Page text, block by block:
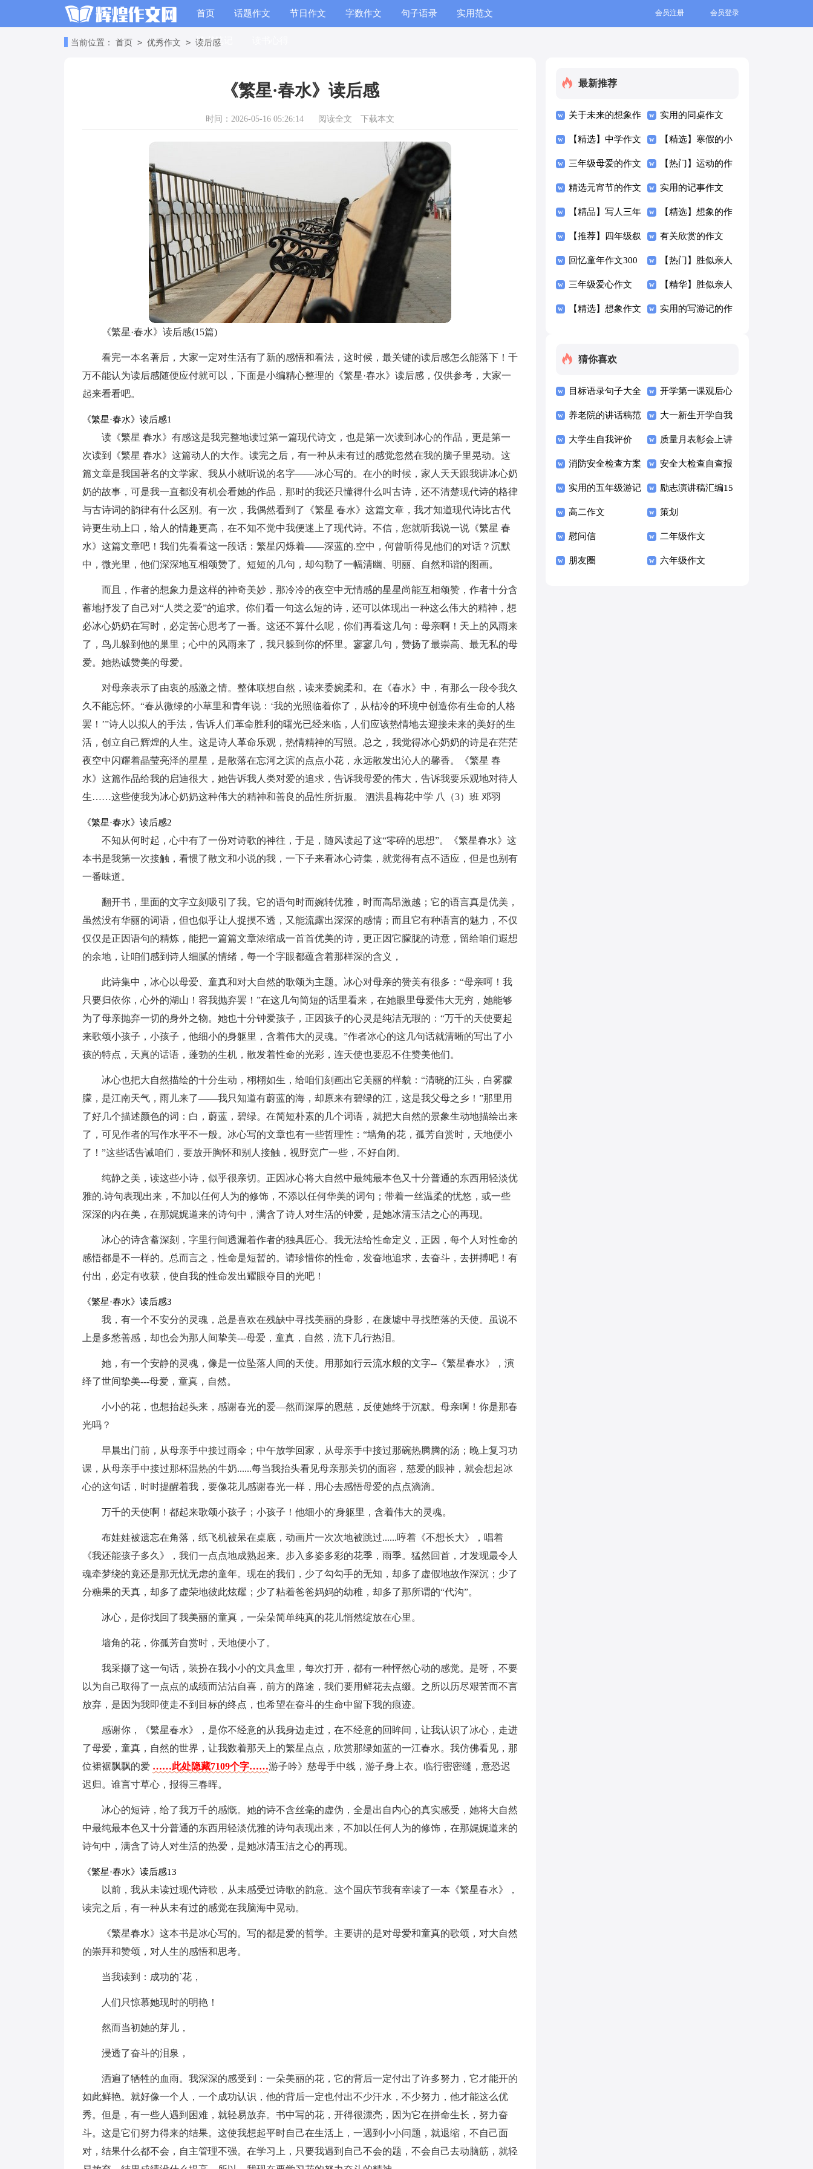
首页 话题作文 节日作文 字数作文 句子语录 实用范文
读书笔记
会员登录
会员注册
当前位置： 首页 > 优秀作文 > 读后感
《繁星·春水》读后感
时间：2026-05-16 05:26:14 阅读全文 下载本文
《繁星·春水》读后感(15篇)
看完一本名著后，大家一定对生活有了新的感悟和看法，这时候，最关键的读后感怎么能落下！千
万不能认为读后感随便应付就可以，下面是小编精心整理的《繁星·春水》读后感，仅供参考，大家一
起来看看吧。
《繁星·春水》读后感1
读《繁星 春水》有感这是我完整地读过第一篇现代诗文，也是第一次读到冰心的作品，更是第一
次读到《繁星 春水》这篇动人的大作。读完之后，有一种从未有过的感觉忽然在我的脑子里晃动。这
篇文章是我国著名的文学家、我从小就听说的名字——冰心写的。在小的时候，家人天天跟我讲冰心奶
奶的故事，可是我一直都没有机会看她的作品，那时的我还只懂得什么叫古诗，还不清楚现代诗的格律
与古诗词的韵律有什么区别。有一次，我偶然看到了《繁星 春水》这篇文章，我才知道现代诗比古代
诗更生动上口，给人的情趣更高，在不知不觉中我便迷上了现代诗。不信，您就听我说一说《繁星 春
水》这篇文章吧！我们先看看这一段话：繁星闪烁着——深蓝的.空中，何曾听得见他们的对话？沉默
中，微光里，他们深深地互相颂赞了。短短的几句，却勾勒了一幅清幽、明丽、自然和谐的图画。
而且，作者的想象力是这样的神奇美妙，那冷冷的夜空中无情感的星星尚能互相颂赞，作者十分含
蓄地抒发了自己对“人类之爱”的追求。你们看一句这么短的诗，还可以体现出一种这么伟大的精神，想
必冰心奶奶在写时，必定苦心思考了一番。这还不算什么呢，你们再看这几句：母亲啊！天上的风雨来
了，鸟儿躲到他的巢里；心中的风雨来了，我只躲到你的怀里。寥寥几句，赞扬了最崇高、最无私的母
爱。她热诚赞美的母爱。
对母亲表示了由衷的感激之情。整体联想自然，读来委婉柔和。在《春水》中，有那么一段令我久
久不能忘怀。“春从微绿的小草里和青年说：‘我的光照临着你了，从枯冷的环境中创造你有生命的人格
罢！’”诗人以拟人的手法，告诉人们革命胜利的曙光已经来临，人们应该热情地去迎接未来的美好的生
活，创立自己辉煌的人生。这是诗人革命乐观，热情精神的写照。总之，我觉得冰心奶奶的诗是在茫茫
夜空中闪耀着晶莹亮泽的星星，是散落在忘河之滨的点点小花，永远散发出沁人的馨香。《繁星 春
水》这篇作品给我的启迪很大，她告诉我人类对爱的追求，告诉我母爱的伟大，告诉我要乐观地对待人
生……这些使我为冰心奶奶这种伟大的精神和善良的品性所折服。 泗洪县梅花中学 八（3）班 邓羽
《繁星·春水》读后感2
不知从何时起，心中有了一份对诗歌的神往，于是，随风读起了这“零碎的思想”。《繁星春水》这
本书是我第一次接触，看惯了散文和小说的我，一下子来看冰心诗集，就觉得有点不适应，但是也别有
一番味道。
翻开书，里面的文字立刻吸引了我。它的语句时而婉转优雅，时而高昂激越；它的语言真是优美，
虽然没有华丽的词语，但也似乎让人捉摸不透，又能流露出深深的感情；而且它有种语言的魅力，不仅
仅仅是正因语句的精炼，能把一篇篇文章浓缩成一首首优美的诗，更正因它朦胧的诗意，留给咱们遐想
的余地，让咱们感到诗人细腻的情绪，每一个字眼都蕴含着那样深的含义，
此诗集中，冰心以母爱、童真和对大自然的歌颂为主题。冰心对母亲的赞美有很多：“母亲呵！我
只要归依你，心外的湖山！容我抛弃罢！”在这几句简短的话里看来，在她眼里母爱伟大无穷，她能够
为了母亲抛弃一切的身外之物。她也十分钟爱孩子，正因孩子的心灵是纯洁无瑕的：“万千的天使要起
来歌颂小孩子，小孩子，他细小的身躯里，含着伟大的灵魂。”作者冰心的这几句话就清晰的写出了小
孩的特点，天真的话语，蓬勃的生机，散发着性命的光彩，连天使也要忍不住赞美他们。
冰心也把大自然描绘的十分生动，栩栩如生，给咱们刻画出它美丽的样貌：“清晓的江头，白雾朦
朦，是江南天气，雨儿来了——我只知道有蔚蓝的海，却原来有碧绿的江，这是我父母之乡！”那里用
了好几个描述颜色的词：白，蔚蓝，碧绿。在简短朴素的几个词语，就把大自然的景象生动地描绘出来
了，可见作者的写作水平不一般。冰心写的文章也有一些哲理性：“墙角的花，孤芳自赏时，天地便小
了！”这些话告诫咱们，要放开胸怀和别人接触，视野宽广一些，不好自闭。
纯静之美，读这些小诗，似乎很亲切。正因冰心将大自然中最纯最本色又十分普通的东西用轻淡优
雅的.诗句表现出来，不加以任何人为的修饰，不添以任何华美的词句；带着一丝温柔的忧悠，或一些
深深的内在美，在那娓娓道来的诗句中，满含了诗人对生活的钟爱，是她冰清玉洁之心的再现。
冰心的诗含蓄深刻，字里行间透漏着作者的独具匠心。我无法给性命定义，正因，每个人对性命的
感悟都是不一样的。总而言之，性命是短暂的。请珍惜你的性命，发奋地追求，去奋斗，去拼搏吧！有
付出，必定有收获，使自我的性命发出耀眼夺目的光吧！
《繁星·春水》读后感3
我，有一个不安分的灵魂，总是喜欢在残缺中寻找美丽的身影，在废墟中寻找堕落的天使。虽说不
上是多愁善感，却也会为那人间挚美---母爱，童真，自然，流下几行热泪。
她，有一个安静的灵魂，像是一位坠落人间的天使。用那如行云流水般的文字--《繁星春水》，演
绎了世间挚美---母爱，童真，自然。
小小的花，也想抬起头来，感谢春光的爱—然而深厚的恩慈，反使她终于沉默。母亲啊！你是那春
光吗？
早晨出门前，从母亲手中接过雨伞；中午放学回家，从母亲手中接过那碗热腾腾的汤；晚上复习功
课，从母亲手中接过那杯温热的牛奶......每当我抬头看见母亲那关切的面容，慈爱的眼神，就会想起冰
心的这句话，时时提醒着我，要像花儿感谢春光一样，用心去感悟母爱的点点滴滴。
万千的天使啊！都起来歌颂小孩子；小孩子！他细小的'身躯里，含着伟大的灵魂。
布娃娃被遗忘在角落，纸飞机被呆在桌底，动画片一次次地被跳过......哼着《不想长大》，唱着
《我还能孩子多久》，我们一点点地成熟起来。步入多姿多彩的花季，雨季。猛然回首，才发现最令人
魂牵梦绕的竟还是那无忧无虑的童年。现在的我们，少了勾勾手的无知，却多了虚假地故作深沉；少了
分糖果的天真，却多了虚荣地彼此炫耀；少了粘着爸爸妈妈的幼稚，却多了那所谓的“代沟”。
冰心，是你找回了我美丽的童真，一朵朵简单纯真的花儿悄然绽放在心里。
墙角的花，你孤芳自赏时，天地便小了。
我采撷了这一句话，装扮在我小小的文具盒里，每次打开，都有一种怦然心动的感觉。是呀，不要
以为自己取得了一点点的成绩而沾沾自喜，前方的路途，我们要用鲜花去点缀。之所以历尽艰苦而不言
放弃，是因为我即使走不到目标的终点，也希望在奋斗的生命中留下我的痕迹。
感谢你，《繁星春水》，是你不经意的从我身边走过，在不经意的回眸间，让我认识了冰心，走进
了母爱，童真，自然的世界，让我数着那天上的繁星点点，欣赏那绿如蓝的一江春水。我仿佛看见，那
位裙裾飘飘的爱 ……此处隐藏7109个字……游子吟》慈母手中线，游子身上衣。临行密密缝，意恐迟
迟归。谁言寸草心，报得三春晖。
冰心的短诗，给了我万千的感慨。她的诗不含丝毫的虚伪，全是出自内心的真实感受，她将大自然
中最纯最本色又十分普通的东西用轻淡优雅的诗句表现出来，不加以任何人为的修饰，在那娓娓道来的
诗句中，满含了诗人对生活的热爱，是她冰清玉洁之心的再现。
《繁星·春水》读后感13
以前，我从未读过现代诗歌，从未感受过诗歌的韵意。这个国庆节我有幸读了一本《繁星春水》，
读完之后，有一种从未有过的感觉在我脑海中晃动。
《繁星春水》这本书是冰心写的。写的都是爱的哲学。主要讲的是对母爱和童真的歌颂，对大自然
的崇拜和赞颂，对人生的感悟和思考。
当我读到：成功的`花，
人们只惊慕她现时的明艳！
然而当初她的芽儿，
浸透了奋斗的泪泉，
洒遍了牺牲的血雨。我深深的感受到：一朵美丽的花，它的背后一定付出了许多努力，它才能开的
如此鲜艳。就好像一个人，一个成功认识，他的背后一定也付出不少汗水，不少努力，他才能这么优
秀。但是，有一些人遇到困难，就轻易放弃。书中写的花，开得很漂亮，因为它在拼命生长，努力奋
斗。这是它们努力得来的结果。这使我想起平时自己在生活上，一遇到小小问题，就退缩，不自己面
对，结果什么都不会，自主管理不强。在学习上，只要我遇到自己不会的题，不会自己去动脑筋，就轻
最新推荐
关于未来的想象作
文300字四篇
实用的同桌作文
300字四篇
【精选】中学作文
300字合集4篇
【精选】寒假的小
学作文300字集合
六篇
三年级母爱的作文
300字4篇
【热门】运动的作
文300字集合八篇
精选元宵节的作文
300字4篇
实用的记事作文
300字四篇
【精品】写人三年
级作文300字汇编
九篇
【精选】想象的作
文300字汇总10篇
【推荐】四年级叙
事作文300字汇编
六篇
有关欣赏的作文
300字4篇
回忆童年作文300
字合集八篇
【热门】胜似亲人
作文300字锦集十
篇
三年级爱心作文
300字四篇
【精华】胜似亲人
作文300字锦集六
【精选】想象作文 实用的写游记的作
猜你喜欢
目标语录句子大全
70句精选
开学第一课观后心
得大学（精选13
篇）
养老院的讲话稿范
文（精选6篇）
大一新生开学自我
介绍
大学生自我评价
【推荐】
质量月表彰会上讲
话稿范文（通用5
篇）
消防安全检查方案 安全大检查自查报
告
实用的五年级游记
作文锦集九篇
励志演讲稿汇编15
篇
高二作文 策划
慰问信 二年级作文
朋友圈 六年级作文